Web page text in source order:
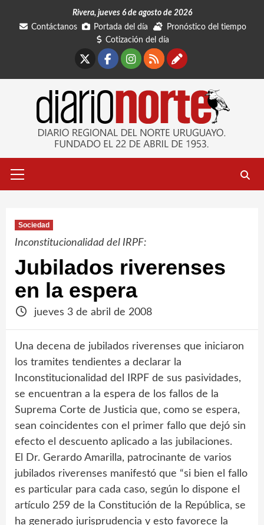
Rivera, jueves 6 de agosto de 2026
Contáctanos
Portada del día
Pronóstico del tiempo
Cotización del día
Facebook
Instagram
RSSContáctanos
primario
Sociedad
Inconstitucionalidad del IRPF:
Jubilados riverenses
en la espera
jueves 3 de abril de 2008
Una decena de jubilados riverenses que iniciaron
los tramites tendientes a declarar la
Inconstitucionalidad del IRPF de sus pasividades,
se encuentran a la espera de los fallos de la
Suprema Corte de Justicia que, como se espera,
sean coincidentes con el primer fallo que dejó sin
efecto el descuento aplicado a las jubilaciones.
El Dr. Gerardo Amarilla, patrocinante de varios
jubilados riverenses manifestó que “si bien el fallo
es particular para cada caso, según lo dispone el
artículo 259 de la Constitución de la República, se
ha generado jurisprudencia y esto favorece la